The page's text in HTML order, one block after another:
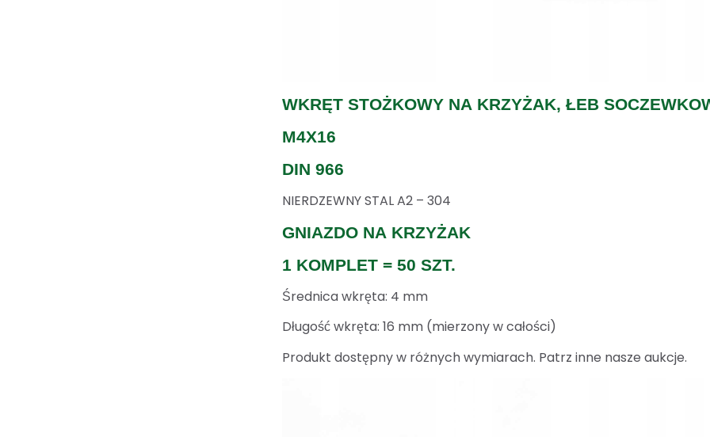
WKRĘT STOŻKOWY NA KRZYŻAK, ŁEB
M4X16
DIN 966
NIERDZEWNY STAL A2 – 304
GNIAZDO NA KRZYŻAK
1 KOMPLET = 50 SZT.
Średnica wkręta: 4 mm
Długość wkręta: 16 mm (mierzony w całości)
Produkt dostępny w różnych wymiarach. Patrz inne nasze aukcje.